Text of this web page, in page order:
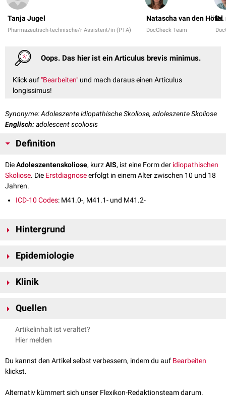
Tanja Jugel
Pharmazeutisch-technische/r Assistent/in (PTA)
Natascha van den Höfel
DocCheck Team
Oops. Das hier ist ein Articulus brevis minimus.
Klick auf "Bearbeiten" und mach daraus einen Articulus
longissimus!
Synonyme: Adoleszente idiopathische Skoliose, adoleszente Skoliose
Englisch:adolescent scoliosis
Definition
DieAdoleszentenskoliose, kurzAIS, ist eine Form der idiopathischen
Skoliose. Die Erstdiagnoseerfolgt in einem Alter zwischen 10 und 18
Jahren.
ICD-10 Codes: M41.0-, M41.1- und M41.2-
Hintergrund
Säuglingsskoliose
Juvenile Skoliose
Epidemiologie
angegeben.Mädchen
Klinik
wobei die leichte Skoliose als Normvariante gilt. Moderate Skoliosen ( 20°
schweren Adoleszentenskoliosen ist ein operativer Eingriff indiziert.
Quellen
27.05.2024
Artikelinhalt ist veraltet?
Hier melden
Du kannst den Artikel selbst verbessern, indem du auf Bearbeiten
klickst.
Alternativ kümmert sich unser Flexikon-Redaktionsteam darum.